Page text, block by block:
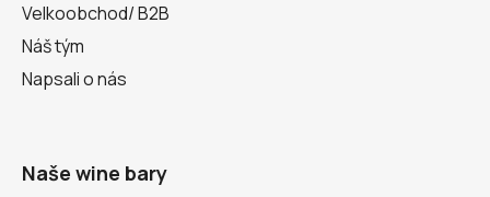
Velkoobchod/ B2B
Náš tým
Napsali o nás
Naše wine bary